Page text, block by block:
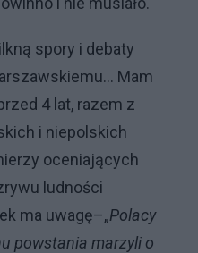
spory i debaty
Mam
4 lat, razem z
i niepolskich
oceniających
ludności
ma uwagę–„Polacy
powstania marzyli o